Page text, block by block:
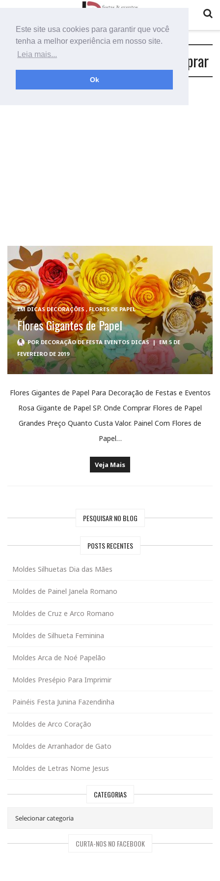
Este site usa cookies para garantir que você
tenha a melhor experiência em nosso site.
Leia mais...
Ok
Tag:preço rosa gigante onde comprar
EMDICAS DECORAÇÕES , FLORES DE PAPEL
Flores Gigantes de Papel
PORDECORAÇÃO DE FESTA EVENTOS DICAS | EM 5 DE
FEVEREIRO DE 2019
Flores Gigantes de Papel Para Decoração de Festas e Eventos
Rosa Gigante de Papel SP. Onde Comprar Flores de Papel
Grandes Preço Quanto Custa Valor. Painel Com Flores de
Papel…
Veja Mais
PESQUISAR NO BLOG
POSTS RECENTES
Moldes Silhuetas Dia das Mães
Moldes de Painel Janela Romano
Moldes de Cruz e Arco Romano
Moldes de Silhueta Feminina
Moldes Arca de Noé Papelão
Moldes Presépio Para Imprimir
Painéis Festa Junina Fazendinha
Moldes de Arco Coração
Moldes de Arranhador de Gato
Moldes de Letras Nome Jesus
CATEGORIAS
CURTA-NOS NO FACEBOOK